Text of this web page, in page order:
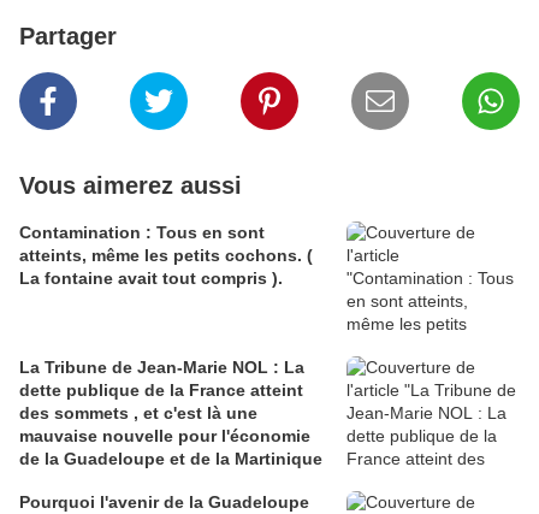
Partager
Vous aimerez aussi
Contamination : Tous en sont
atteints, même les petits cochons. (
La fontaine avait tout compris ).
La Tribune de Jean-Marie NOL : La
dette publique de la France atteint
des sommets , et c'est là une
mauvaise nouvelle pour l'économie
de la Guadeloupe et de la Martinique
Pourquoi l'avenir de la Guadeloupe